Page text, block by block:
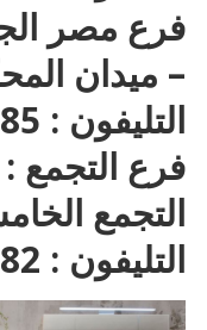
فرع مصر
– ميدان
التليفون : 01031288085
فرع
التجمع
التليفون : 01031283682